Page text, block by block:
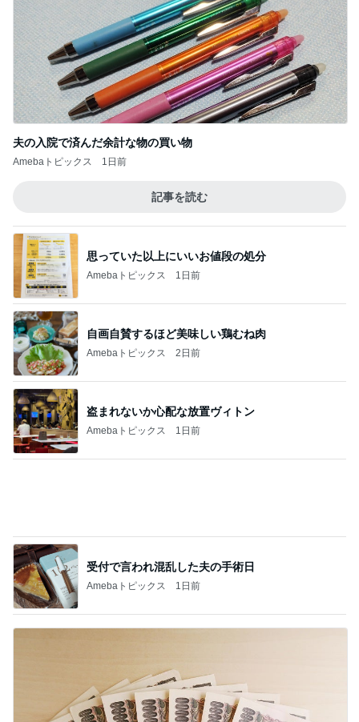
Amebaトピックス
記事を読む
思っていた以上にいいお値段の処分
Amebaトピックス 1日前
Amebaトピックス 2日前
盗まれないか心配な放置ヴィトン
Amebaトピックス 1日前
受付で言われ混乱した夫の手術日
Amebaトピックス 1日前
1日前
記事を読む